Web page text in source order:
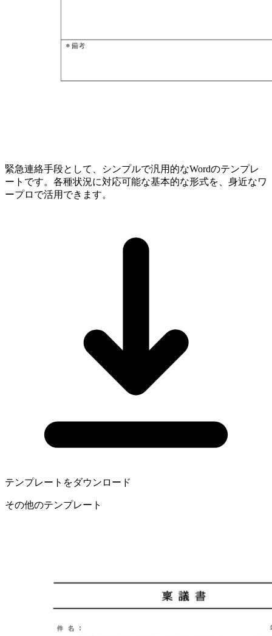
緊急連絡手段として、シンプルで汎用的なWordのテンプレ
ートです。各種状況に対応可能な基本的な形式を、身近なワ
ープロで活用できます。
テンプレートをダウンロード
その他のテンプレート